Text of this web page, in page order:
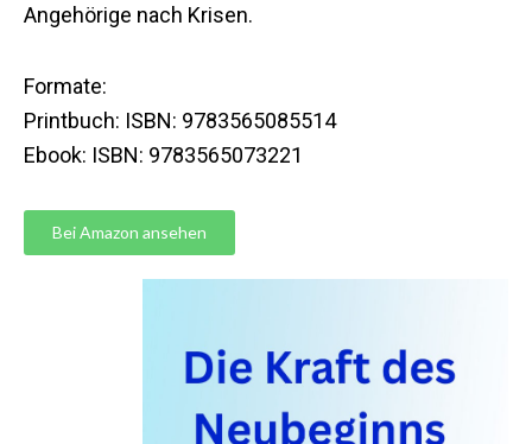
Angehörige nach Krisen.
Formate:
Printbuch: ISBN: 9783565085514
Ebook: ISBN: 9783565073221
Bei Amazon ansehen